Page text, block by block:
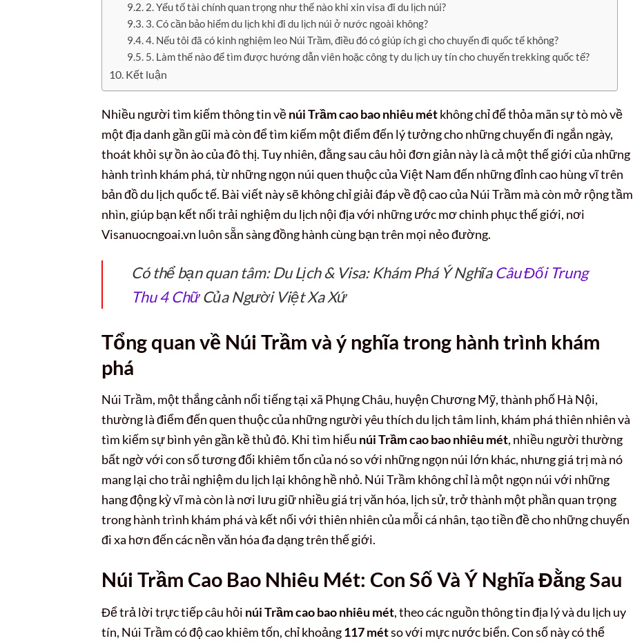
2. Yếu tố tài chính quan trọng như thế nào khi xin visa đi du lịch núi?
3. Có cần bảo hiểm du lịch khi đi du lịch núi ở nước ngoài không?
4. Nếu tôi đã có kinh nghiệm leo Núi Trầm, điều đó có giúp ích gì cho chuyến đi quốc tế không?
5. Làm thế nào để tìm được hướng dẫn viên hoặc công ty du lịch uy tín cho chuyến trekking quốc tế?
Kết luận
Nhiều người tìm kiếm thông tin vềnúi Trầm cao bao nhiêu métkhông chỉ để thỏa mãn sự tò mò về
một địa danh gần gũi mà còn để tìm kiếm một điểm đến lý tưởng cho những chuyến đi ngắn ngày,
thoát khỏi sự ồn ào của đô thị. Tuy nhiên, đằng sau câu hỏi đơn giản này là cả một thế giới của những
hành trình khám phá, từ những ngọn núi quen thuộc của Việt Nam đến những đỉnh cao hùng vĩ trên
bản đồ du lịch quốc tế. Bài viết này sẽ không chỉ giải đáp về độ cao của Núi Trầm mà còn mở rộng tầm
nhìn, giúp bạn kết nối trải nghiệm du lịch nội địa với những ước mơ chinh phục thế giới, nơi
Visanuocngoai.vn luôn sẵn sàng đồng hành cùng bạn trên mọi nẻo đường.
Có thể bạn quan tâm: Du Lịch & Visa: Khám Phá Ý NghĩaCâu Đối Trung
Thu 4 ChữCủa Người Việt Xa Xứ
Tổng quan về Núi Trầm và ý nghĩa trong hành trình khám
phá
Núi Trầm, một thắng cảnh nổi tiếng tại xã Phụng Châu, huyện Chương Mỹ, thành phố Hà Nội,
thường là điểm đến quen thuộc của những người yêu thích du lịch tâm linh, khám phá thiên nhiên và
tìm kiếm sự bình yên gần kề thủ đô. Khi tìm hiểu núi Trầm cao bao nhiêu mét, nhiều người thường
bất ngờ với con số tương đối khiêm tốn của nó so với những ngọn núi lớn khác, nhưng giá trị mà nó
mang lại cho trải nghiệm du lịch lại không hề nhỏ. Núi Trầm không chỉ là một ngọn núi với những
hang động kỳ vĩ mà còn là nơi lưu giữ nhiều giá trị văn hóa, lịch sử, trở thành một phần quan trọng
trong hành trình khám phá và kết nối với thiên nhiên của mỗi cá nhân, tạo tiền đề cho những chuyến
đi xa hơn đến các nền văn hóa đa dạng trên thế giới.
Núi Trầm Cao Bao Nhiêu Mét: Con Số Và Ý Nghĩa Đằng Sau
Để trả lời trực tiếp câu hỏi núi Trầm cao bao nhiêu mét, theo các nguồn thông tin địa lý và du lịch uy
tín, Núi Trầm có độ cao khiêm tốn, chỉ khoảng117 métso với mực nước biển. Con số này có thể